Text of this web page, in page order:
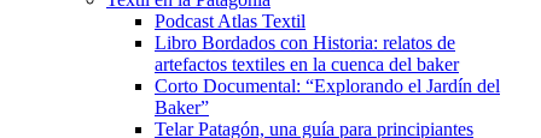
Podcast Atlas Textil
Libro Bordados con Historia: relatos de
artefactos textiles en la cuenca del baker
Corto Documental: “Explorando el Jardín del
Baker”
Telar Patagón, una guía para principiantes